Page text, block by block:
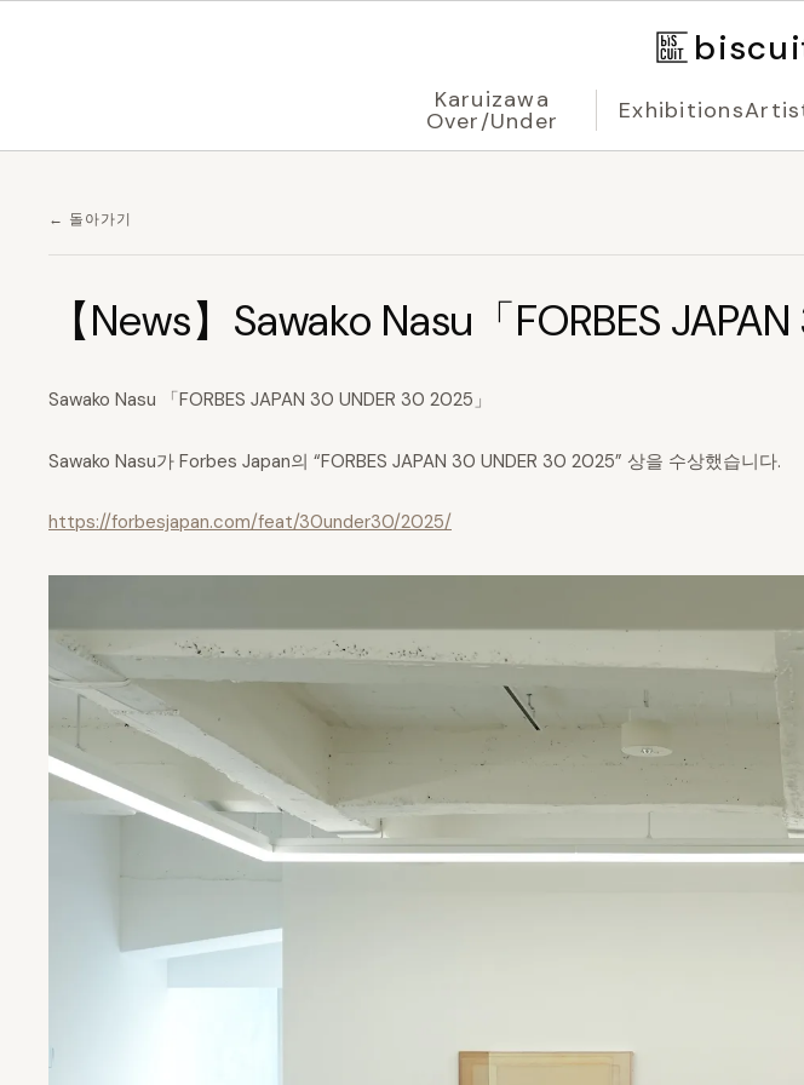
Karuizawa
Over/Under Exhibitions
← 돌아가기
【News】Sawako Nasu「FORBES
Sawako Nasu 「FORBES JAPAN 30 UNDER 30 2025」
Sawako Nasu가 Forbes Japan의 “FORBES JAPAN 30 UNDER 30 2025” 상을 수상했습니다.
https://forbesjapan.com/feat/30under30/2025/